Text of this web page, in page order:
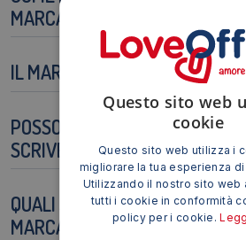
MARCATORE?
IL MARCATORE È TOSSICO?
POSSO USARE QUESTO
SCRIVERE SU TESSUTI?
QUALI SONO LE ALTERNATIVE A
MARCATORE?
Questo sito web
cookie
Questo sito web utilizza i
migliorare la tua esperienza
Utilizzando il nostro sito web
tutti i cookie in conformità
policy per i cookie.